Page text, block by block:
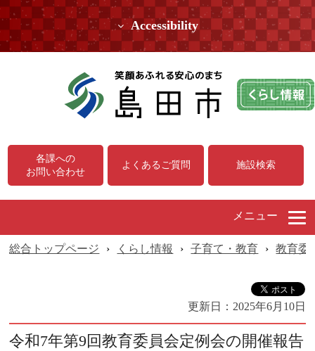
Accessibility
各課への
お問い合わせ
よくあるご質問 施設検索
メニュー
総合トップページ › くらし情報 › 子育て・教育 › 教育委
更新日： 2025年6月10日
令和7年第9回教育委員会定例会の開催報告